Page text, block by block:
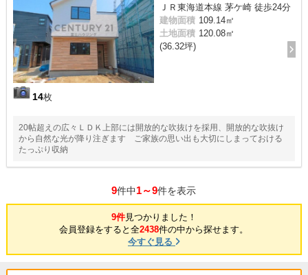
14枚
ＪＲ東海道本線 茅ケ崎 徒歩24分
建物面積 109.14㎡
土地面積 120.08㎡
(36.32坪)
20帖超えの広々ＬＤＫ上部には開放的な吹抜けを採用、開放的な吹抜け
から自然な光が降り注ぎます ご家族の思い出も大切にしまっておける
たっぷり収納
9件中1～9件を表示
9件見つかりました！
会員登録をすると全2438件の中から探せます。
今すぐ見る